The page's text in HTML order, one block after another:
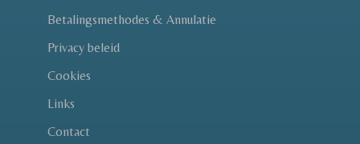
Betalingsmethodes & Annulatie
Privacy beleid
Cookies
Links
Contact